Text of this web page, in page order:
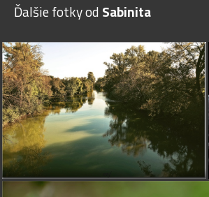
Ďalšie fotky od Sabinita